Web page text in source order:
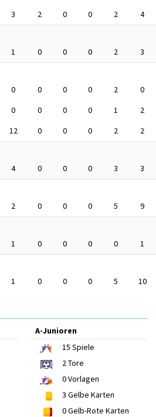
3 2 0 0 2
4
1 0 0 0 2
3
0 0 0 0 2
0
0 0 0 0 1
2
12 0 0 0 2
2
4 0 0 0 3
3
2 0 0 0 5
9
1 0 0 0 0
1
1 0 0 0 5 10
A-Junioren
15 Spiele
2Tore
0Vorlagen
3 Gelbe Karten
0Gelb-Rote Karten